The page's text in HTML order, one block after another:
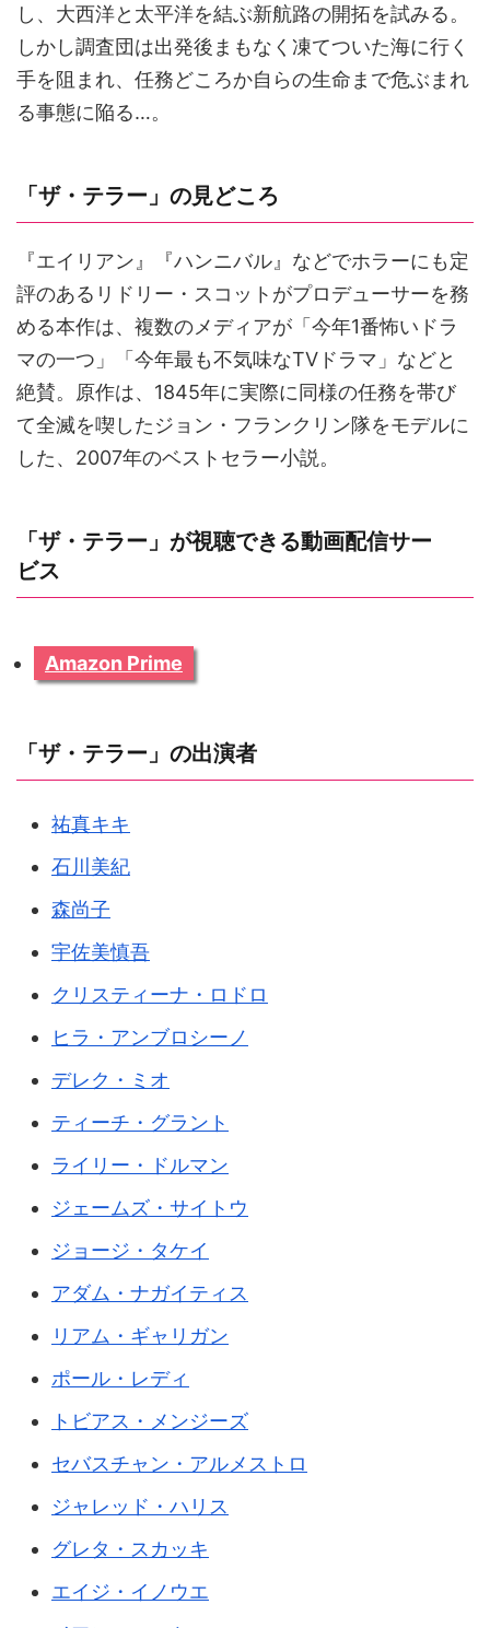
し、大西洋と太平洋を結ぶ新航路の開拓を試みる。
しかし調査団は出発後まもなく凍てついた海に行く
手を阻まれ、任務どころか自らの生命まで危ぶまれ
る事態に陥る…。
「ザ・テラー」の見どころ
『エイリアン』『ハンニバル』などでホラーにも定
評のあるリドリー・スコットがプロデューサーを務
める本作は、複数のメディアが「今年1番怖いドラ
マの一つ」「今年最も不気味なTVドラマ」などと
絶賛。原作は、1845年に実際に同様の任務を帯び
て全滅を喫したジョン・フランクリン隊をモデルに
した、2007年のベストセラー小説。
「ザ・テラー」が視聴できる動画配信サー
ビス
Amazon Prime
「ザ・テラー」の出演者
祐真キキ
石川美紀
森尚子
宇佐美慎吾
クリスティーナ・ロドロ
ヒラ・アンブロシーノ
デレク・ミオ
ティーチ・グラント
ライリー・ドルマン
ジェームズ・サイトウ
ジョージ・タケイ
アダム・ナガイティス
リアム・ギャリガン
ポール・レディ
トビアス・メンジーズ
セバスチャン・アルメストロ
ジャレッド・ハリス
グレタ・スカッキ
エイジ・イノウエ